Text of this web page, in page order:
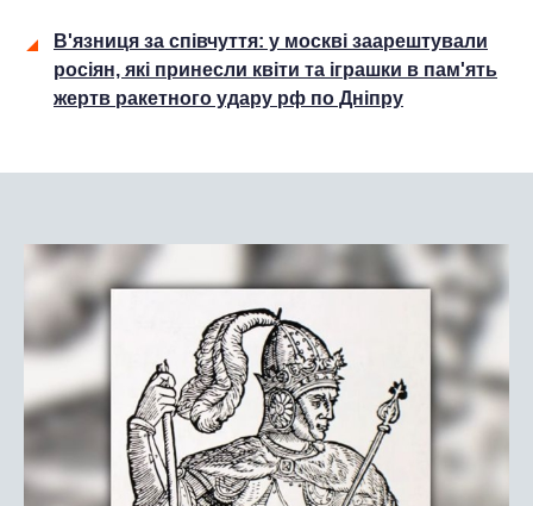
В'язниця за співчуття: у москві заарештували
росіян, які принесли квіти та іграшки в пам'ять
жертв ракетного удару рф по Дніпру